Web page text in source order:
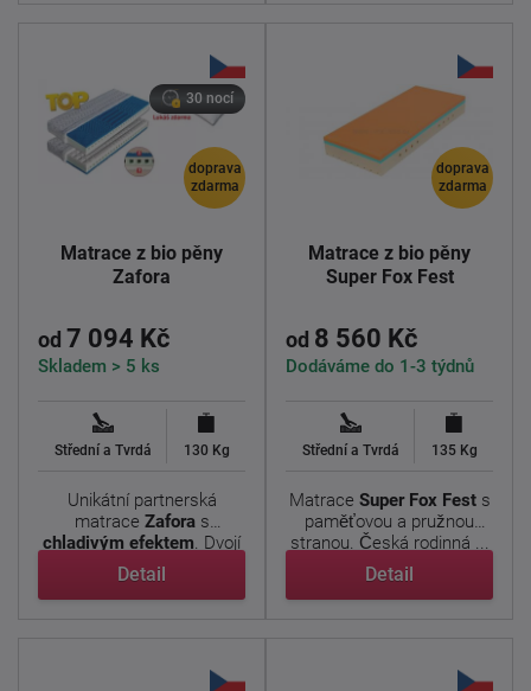
doprava
zdarma
30 nocí
Matrace z bio pěny
Zafora
od 7 094 Kč
Skladem > 5 ks
Střední a Tvrdá 130 Kg
Unikátní partnerská
matrace Zaforas
chladivým efektem. Dvojí
tuhost, ...
Detail
doprava
zdarma
Matrace z bio pěny
Super Fox Fest
od 8 560 Kč
Dodáváme do 1-3 týdnů
Střední a Tvrdá 135 Kg
Matrace Super Fox Fests
paměťovou a pružnou
stranou. Česká rodinná ...
Detail